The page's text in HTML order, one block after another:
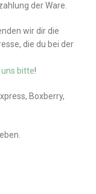
der Ware.
wir dir die
die du bei der
bitte!
Boxberry,